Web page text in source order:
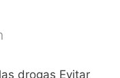
drogas Evitar